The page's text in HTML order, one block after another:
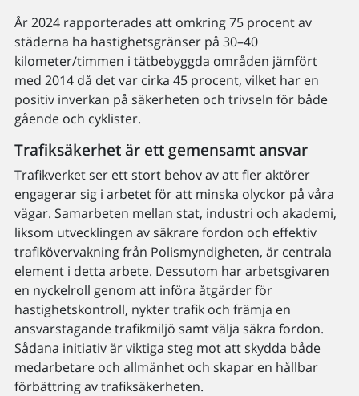
År 2024 rapporterades att omkring 75 procent av
städerna ha hastighetsgränser på 30–40
kilometer/timmen i tätbebyggda områden jämfört
med 2014 då det var cirka 45 procent, vilket har en
positiv inverkan på säkerheten och trivseln för både
gående och cyklister.
Trafiksäkerhet är ett gemensamt ansvar
Trafikverket ser ett stort behov av att fler aktörer
engagerar sig i arbetet för att minska olyckor på våra
vägar. Samarbeten mellan stat, industri och akademi,
liksom utvecklingen av säkrare fordon och effektiv
trafikövervakning från Polismyndigheten, är centrala
element i detta arbete. Dessutom har arbetsgivaren
en nyckelroll genom att införa åtgärder för
hastighetskontroll, nykter trafik och främja en
ansvarstagande trafikmiljö samt välja säkra fordon.
Sådana initiativ är viktiga steg mot att skydda både
medarbetare och allmänhet och skapar en hållbar
förbättring av trafiksäkerheten.